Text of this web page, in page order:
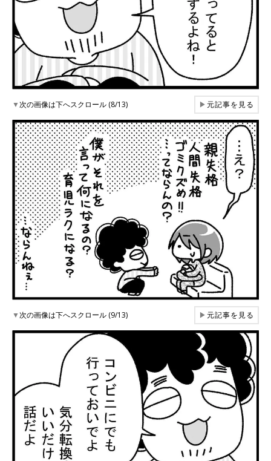
▼次の画像は下へスクロール (8/13) ▶元記事を見る
▼次の画像は下へスクロール (9/13) ▶元記事を見る